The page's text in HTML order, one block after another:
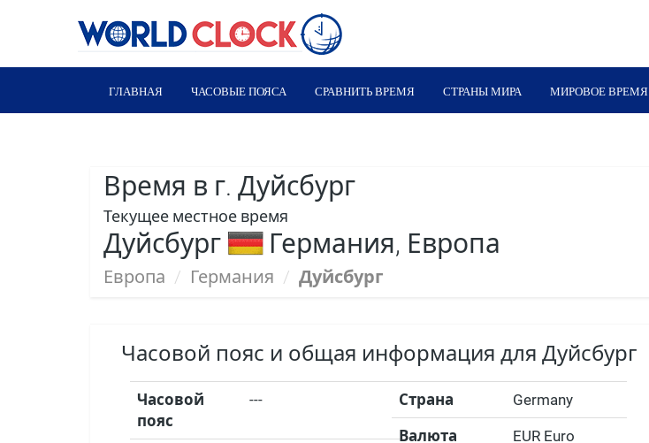
ГЛАВНАЯ ЧАСОВЫЕ ПОЯСА СРАВНИТЬ ВРЕМЯ СТРАНЫ МИРА МИРОВОЕ ВРЕМЯ
Время в г. Дуйсбург
Текущее местное время
Дуйсбург Германия, Европа
Европа / Германия / Дуйсбург
Часовой пояс и общая информация для Дуйсбург
Часовой
пояс
--- Страна Germany
Валюта
EUR Euro